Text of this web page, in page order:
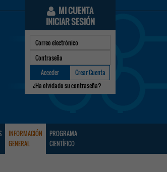
MI CUENTA
INICIAR SESIÓN
Acceder
Crear Cuenta
¿Ha olvidado su contraseña?
INFORMACIÓN
GENERAL
PROGRAMA
CIENTÍFICO